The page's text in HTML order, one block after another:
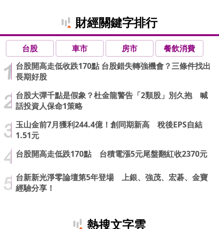
財經關鍵字排行
台股 車市 房市
餐飲消費
台股開高走低收跌170點 台股錯失轉強機會？三條件找出
長期好股
台股大彈千點是假象？杜金龍警告「2類股」別久抱 喊
話投資人保命1策略
玉山金前7月獲利244.4億！創同期新高 稅後EPS自結
1.51元
台股開高走低跌170點 台積電漲5元尾盤翻紅收2370元
台新新光淨零論壇第5年登場 上銀、強茂、宏碁、金寶
經驗分享！
熱搜文字雲